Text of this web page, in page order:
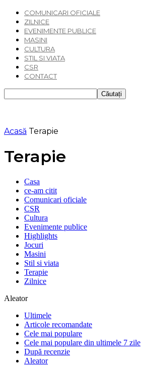
COMUNICARI OFICIALE
ZILNICE
EVENIMENTE PUBLICE
MASINI
CULTURA
STIL SI VIATA
CSR
CONTACT
Acasă Terapie
Terapie
Casa
ce-am citit
Comunicari oficiale
CSR
Cultura
Evenimente publice
Highlights
Jocuri
Masini
Stil si viata
Terapie
Zilnice
Aleator
Ultimele
Articole recomandate
Cele mai populare
Cele mai populare din ultimele 7 zile
După recenzie
Aleator